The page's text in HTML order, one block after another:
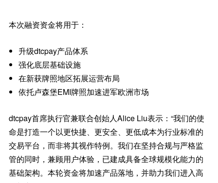
本次融资资金将用于：
升级dtcpay产品体系
强化底层基础设施
在新获牌照地区拓展运营布局
依托卢森堡EMI牌照加速进军欧洲市场
dtcpay首席执行官兼联合创始人Alice Liu表示：“我们的使
命是打造一个以更快捷、更安全、更低成本为行业标准的
交易平台，而非将其视作特例。我们在坚持合规与严格监
管的同时，兼顾用户体验，已建成具备全球规模化能力的
基础架构。本轮资金将加速产品落地，并助力我们进入高